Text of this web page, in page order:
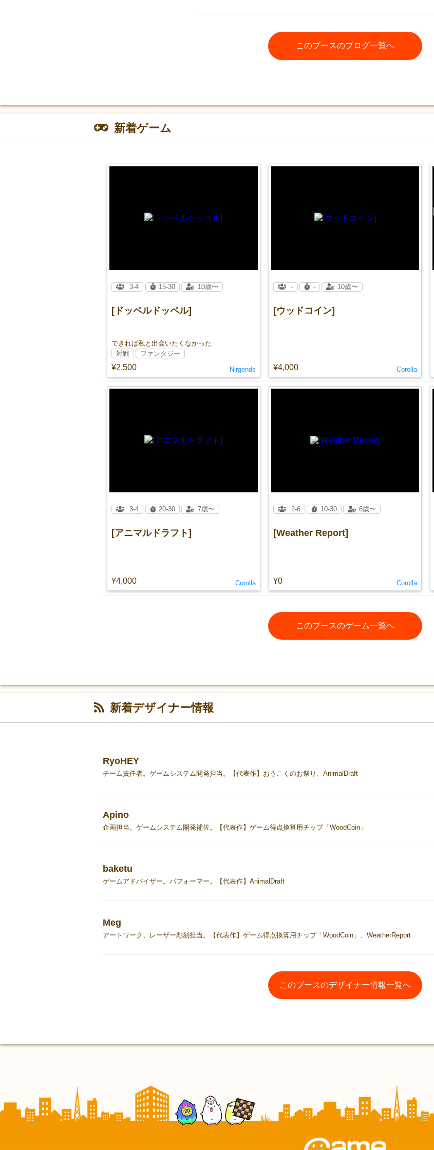
このブースのブログ一覧へ
新着ゲーム
[ドッペルドッペル]
できれば私と出会いたくなかった
¥2,500
3-4 15-30 10歳〜
対戦 ファンタジー
Nirgends
[ウッドコイン]
¥4,000
- - 10歳〜
Corolla
[アニマルドラフト]
¥4,000
3-4 20-30 7歳〜
Corolla
[Weather Report]
¥0
2-6 10-30 6歳〜
Corolla
このブースのゲーム一覧へ
新着デザイナー情報
RyoHEY
チーム責任者。ゲームシステム開発担当。【代表作】おうこくのお祭り、AnimalDraft
Apino
企画担当。ゲームシステム開発補佐。【代表作】ゲーム得点換算用チップ「WoodCoin」
baketu
ゲームアドバイザー。パフォーマー。【代表作】AnimalDraft
Meg
アートワーク、レーザー彫刻担当。【代表作】ゲーム得点換算用チップ「WoodCoin」、WeatherReport
このブースのデザイナー情報一覧へ